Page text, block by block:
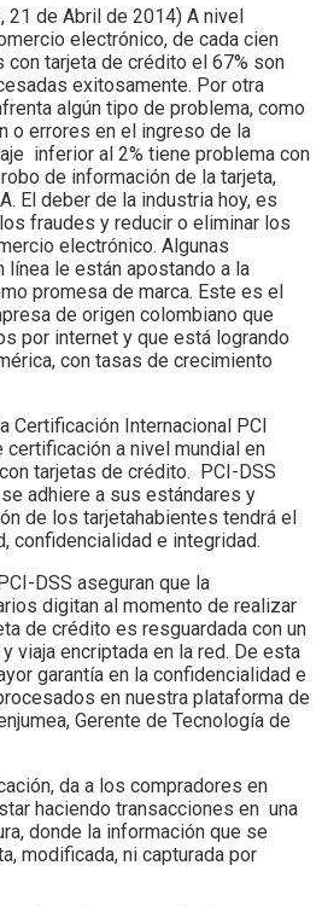
21 de Abril de 2014) A nivel
electrónico, de cada cien
tarjeta de crédito el 67% son
exitosamente. Por otra
algún tipo de problema, como
o errores en el ingreso de la
inferior al 2% tiene problema con
de información de la tarjeta,
El deber de la industria hoy, es
fraudes y reducir o eliminar los
electrónico. Algunas
le están apostando a la
promesa de marca. Este es el
de origen colombiano que
por internet y que está logrando
con tasas de crecimiento
Certificación Internacional PCI
certificación a nivel mundial en
tarjetas de crédito. PCI-DSS
adhiere a sus estándares y
de los tarjetahabientes tendrá el
confidencialidad e integridad.
DSS aseguran que la
digitan al momento de realizar
de crédito es resguardada con un
viaja encriptada en la red. De esta
garantía en la confidencialidad e
en nuestra plataforma de
Gerente de Tecnología de
da a los compradores en
haciendo transacciones en una
donde la información que se
modificada, ni capturada por